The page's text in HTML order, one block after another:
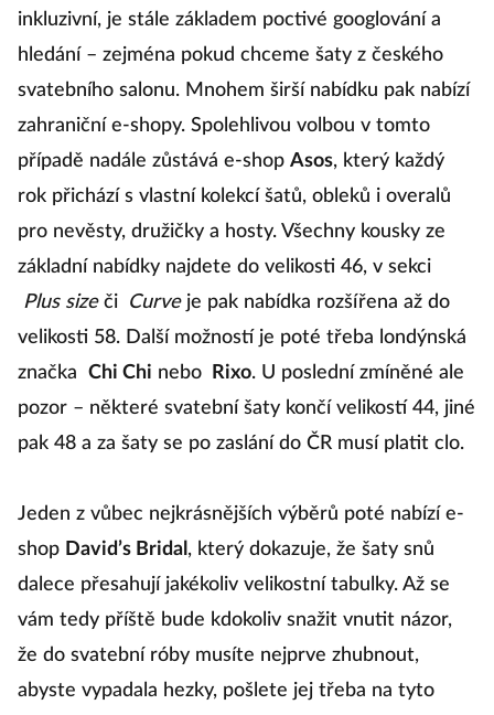
inkluzivní, je stále základem poctivé googlování a
hledání – zejména pokud chceme šaty z českého
svatebního salonu. Mnohem širší nabídku pak nabízí
zahraniční e-shopy. Spolehlivou volbou v tomto
případě nadále zůstává e-shop Asos, který každý
rok přichází s vlastní kolekcí šatů, obleků i overalů
pro nevěsty, družičky a hosty. Všechny kousky ze
základní nabídky najdete do velikosti 46, v sekci
Plus sizeči Curveje pak nabídka rozšířena až do
velikosti 58. Další možností je poté třeba londýnská
značka
Chi Chi nebo Rixo. U poslední zmíněné ale
pozor – některé svatební šaty končí velikostí 44, jiné
pak 48 a za šaty se po zaslání do ČR musí platit clo.
Jeden z vůbec nejkrásnějších výběrů poté nabízí e-
shop David’s Bridal , který dokazuje, že šaty snů
dalece přesahují jakékoliv velikostní tabulky. Až se
vám tedy příště bude kdokoliv snažit vnutit názor,
že do svatební róby musíte nejprve zhubnout,
abyste vypadala hezky, pošlete jej třeba na tyto